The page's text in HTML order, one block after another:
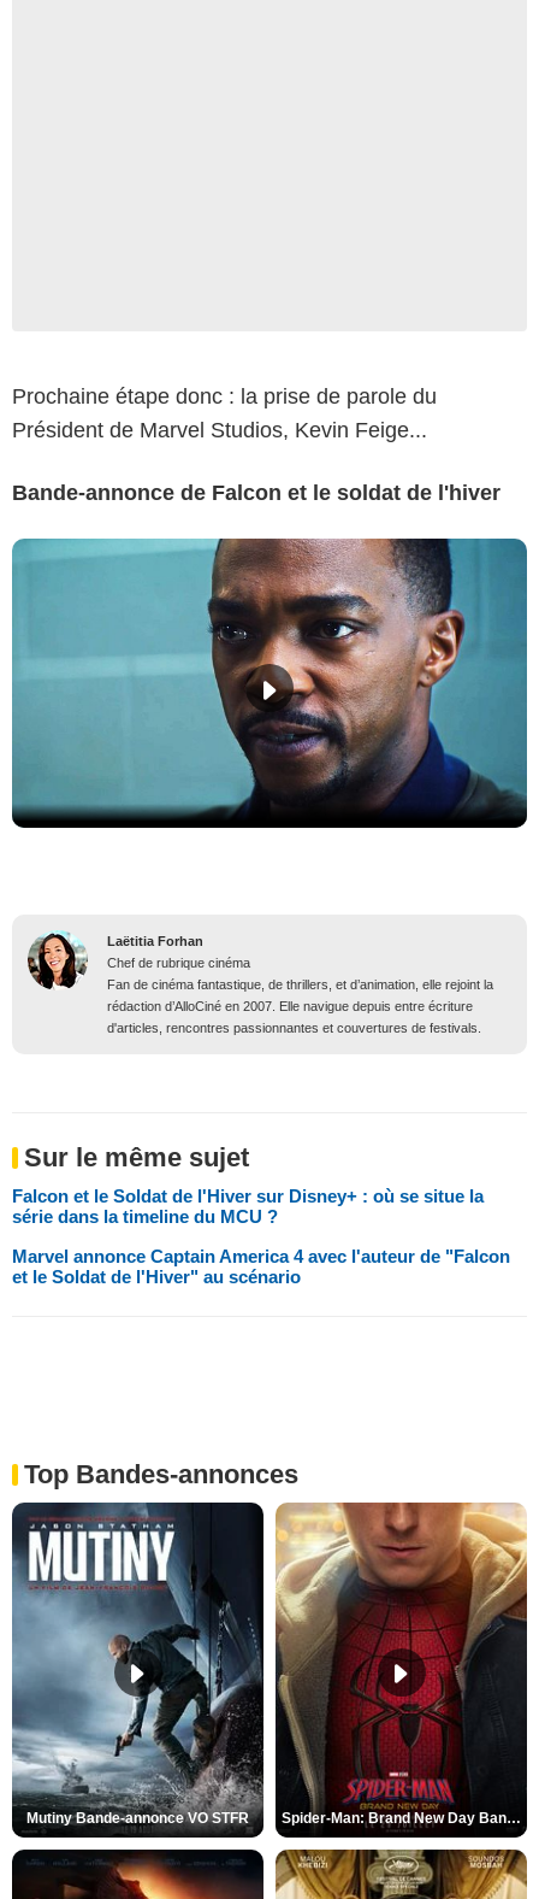
Prochaine étape donc : la prise de parole du
Président de Marvel Studios, Kevin Feige...
Bande-annonce de Falcon et le soldat de l'hiver
Laëtitia Forhan
Chef de rubrique cinéma
Fan de cinéma fantastique, de thrillers, et d’animation, elle rejoint la
rédaction d’AlloCiné en 2007. Elle navigue depuis entre écriture
d'articles, rencontres passionnantes et couvertures de festivals.
Sur le même sujet
Falcon et le Soldat de l'Hiver sur Disney+ : où se situe la
série dans la timeline du MCU ?
Marvel annonce Captain America 4 avec l'auteur de "Falcon
et le Soldat de l'Hiver" au scénario
Top Bandes-annonces
Mutiny Bande-annonce VO STFR Spider-Man: Brand New Day Bande-annonce VO STFR